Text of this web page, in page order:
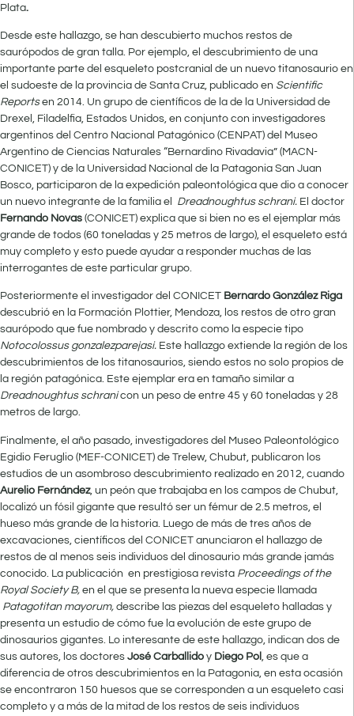
Plata.
Desde este hallazgo, se han descubierto muchos restos de
saurópodos de gran talla. Por ejemplo, el descubrimiento de una
importante parte del esqueleto postcranial de un nuevo titanosaurio en
el sudoeste de la provincia de Santa Cruz, publicado en Scientific
Reportsen 2014. Un grupo de científicos de la de la Universidad de
Drexel, Filadelfia, Estados Unidos, en conjunto con investigadores
argentinos del Centro Nacional Patagónico (CENPAT) del Museo
Argentino de Ciencias Naturales “Bernardino Rivadavia” (MACN-
CONICET) y de la Universidad Nacional de la Patagonia San Juan
Bosco, participaron de la expedición paleontológica que dio a conocer
un nuevo integrante de la familia el Dreadnoughtus schrani. El doctor
Fernando Novas (CONICET) explica que si bien no es el ejemplar más
grande de todos (60 toneladas y 25 metros de largo), el esqueleto está
muy completo y esto puede ayudar a responder muchas de las
interrogantes de este particular grupo.
Posteriormente el investigador del CONICET Bernardo González Riga
descubrió en la Formación Plottier, Mendoza, los restos de otro gran
saurópodo que fue nombrado y descrito como la especie tipo
Notocolossus gonzalezparejasi. Este hallazgo extiende la región de los
descubrimientos de los titanosaurios, siendo estos no solo propios de
la región patagónica. Este ejemplar era en tamaño similar a
Dreadnoughtus schranicon un peso de entre 45 y 60 toneladas y 28
metros de largo.
Finalmente, el año pasado, investigadores del Museo Paleontológico
Egidio Feruglio (MEF-CONICET) de Trelew, Chubut, publicaron los
estudios de un asombroso descubrimiento realizado en 2012, cuando
Aurelio Fernández, un peón que trabajaba en los campos de Chubut,
localizó un fósil gigante que resultó ser un fémur de 2.5 metros, el
hueso más grande de la historia. Luego de más de tres años de
excavaciones, científicos del CONICET anunciaron el hallazgo de
restos de al menos seis individuos del dinosaurio más grande jamás
conocido. La publicación en prestigiosa revista Proceedings of the
Royal Society B, en el que se presenta la nueva especie llamada
Patagotitan mayorum, describe las piezas del esqueleto halladas y
presenta un estudio de cómo fue la evolución de este grupo de
dinosaurios gigantes. Lo interesante de este hallazgo, indican dos de
sus autores, los doctores José Carballido y Diego Pol
, es que a
diferencia de otros descubrimientos en la Patagonia, en esta ocasión
se encontraron 150 huesos que se corresponden a un esqueleto casi
completo y a más de la mitad de los restos de seis individuos